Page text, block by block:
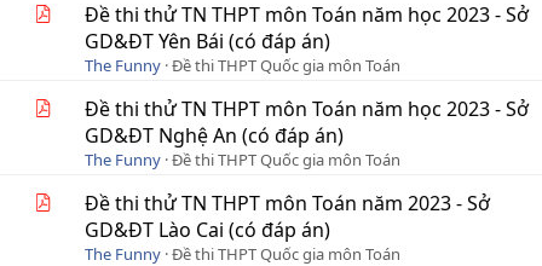
Đề thi thử TN THPT môn Toán năm học 2023 - Sở
GD&ĐT Yên Bái (có đáp án)
The Funny Đề thi THPT Quốc gia môn Toán
Đề thi thử TN THPT môn Toán năm học 2023 - Sở
GD&ĐT Nghệ An (có đáp án)
The Funny Đề thi THPT Quốc gia môn Toán
Đề thi thử TN THPT môn Toán năm 2023 - Sở
GD&ĐT Lào Cai (có đáp án)
The Funny Đề thi THPT Quốc gia môn Toán